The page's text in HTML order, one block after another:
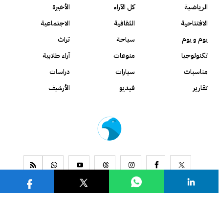
الرياضية
كل الآراء
الأخيرة
الافتتاحية
الثقافية
الاجتماعية
يوم و يوم
سياحة
تراث
تكنولوجيا
منوعات
آراء طلابية
مناسبات
سيارات
دراسات
تقارير
فيديو الأرشيف